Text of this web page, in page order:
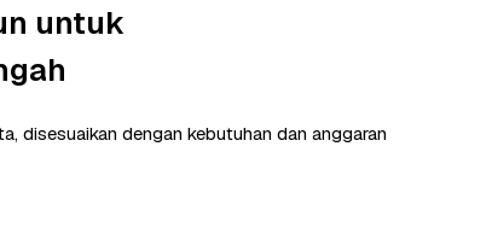
untuk
disesuaikan dengan kebutuhan dan anggaran